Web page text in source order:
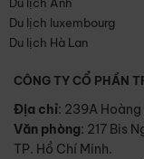
Du lịch luxembourg
Du lịch Hà Lan
CÔNG TY CỔ PHẦN
Địa chỉ: 239A Hoàng
Văn phòng: 217 Bis
TP. Hồ Chí Minh.